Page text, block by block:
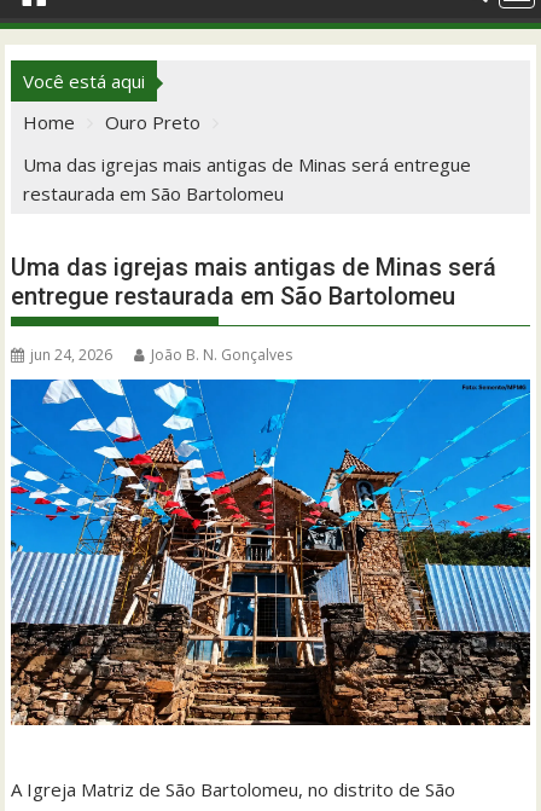
Você está aqui
Home
Ouro Preto
Uma das igrejas mais antigas de Minas será entregue
restaurada em São Bartolomeu
Uma das igrejas mais antigas de Minas será
entregue restaurada em São Bartolomeu
jun 24, 2026 João B. N. Gonçalves
A Igreja Matriz de São Bartolomeu, no distrito de São